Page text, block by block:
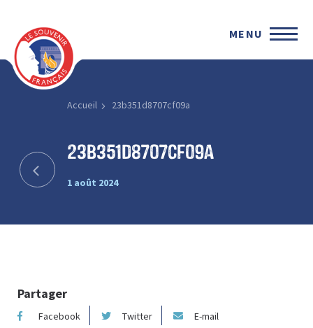
MENU
Accueil 23b351d8707cf09a
23b351d8707cf09a
1 août 2024
Partager
Facebook Twitter E-mail